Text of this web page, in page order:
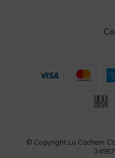
© Copyright Lu Cachem